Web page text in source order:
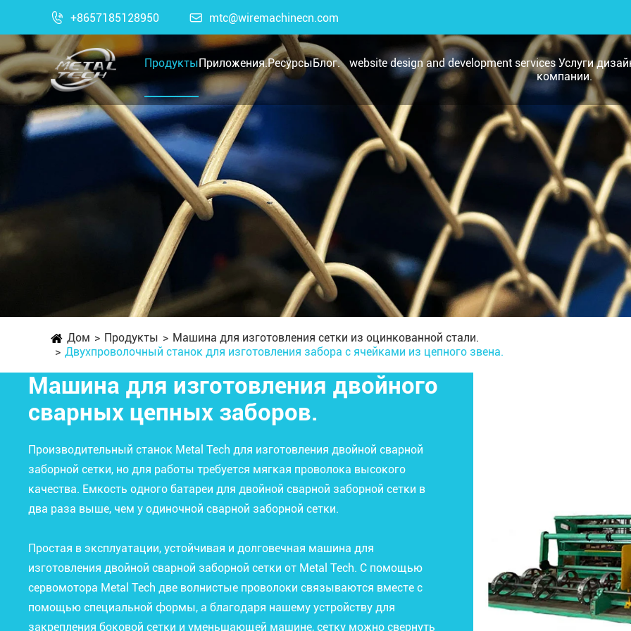
 +8657185128950  mtc@wiremachinecn.com
ПродуктыПриложения.РесурсыБлог.
website design and development services Услуги
компании.
Дом Продукты
Машина для изготовления сетки из оцинкованной стали.
Двухпроволочный станок для изготовления забора с ячейками из цепного звена.
Машина для изготовления двойного
сварных цепных заборов.
Производительный станок Metal Tech для изготовления двойной сварной
заборной сетки, но для работы требуется мягкая проволока высокого
качества. Емкость одного батареи для двойной сварной заборной сетки в
два раза выше, чем у одиночной сварной заборной сетки.
Простая в эксплуатации, устойчивая и долговечная машина для
изготовления двойной сварной заборной сетки от Metal Tech. С помощью
сервомотора Metal Tech две волнистые проволоки связываются вместе с
помощью специальной формы, а благодаря нашему устройству для
закрепления боковой сетки и уменьшающей машине, сетку можно свернуть